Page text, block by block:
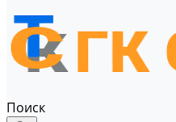
Поиск